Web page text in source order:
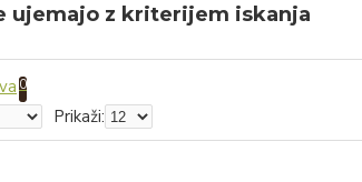
ujemajo z kriterijem iskanja
0
Prikaži: